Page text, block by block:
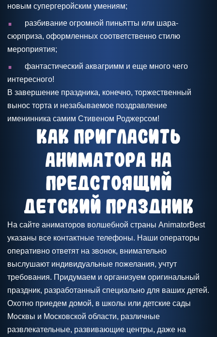
новым супергеройским умениям;
.
разбивание огромной пиньятты или шара-
сюрприза, оформленных соответственно стилю
мероприятия;
.
фантастический аквагримм и еще много чего
интересного!
В завершение праздника, конечно, торжественный
вынос торта и незабываемое поздравление
именинника самим Стивеном Роджерсом!
Как пригласить
аниматора на
предстоящий
детский праздник
На сайте аниматоров волшебной страны AnimatorBest
указаны все контактные телефоны. Наши операторы
оперативно ответят на звонок, внимательно
выслушают индивидуальные пожелания, учтут
требования. Придумаем и организуем оригинальный
праздник, разработанный специально для ваших детей.
Охотно приедем домой, в школы или детские сады
Москвы и Московской области, различные
развлекательные, развивающие центры, даже на